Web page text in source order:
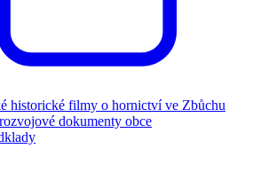
historické filmy o hornictví ve Zbůchu
dokumenty obce